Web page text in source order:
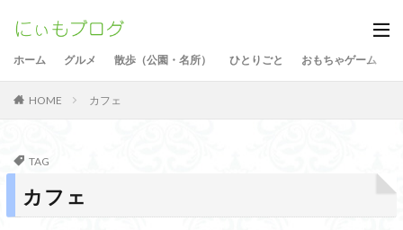
ホーム グルメ 散歩（公園・名所） ひとりごと おもちゃゲーム
HOME カフェ
TAG
カフェ